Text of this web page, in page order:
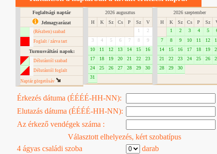
Foglaltsági naptár
Jelmagyarázat
(Részben) szabad
Foglalt / zárva tart
Turnusváltási napok:
Délutántól szabad
Délutántól foglalt
Naptár görgetôsáv
2026 augusztus
H
K Sz Cs P Sz
V
1
2
3
4 5 6 7 8
9
10
11 12 13 14 15
16
17
18 19 20 21 22
23
24
25 26 27 28 29
30
31
2026 szeptember
H
K Sz Cs P Sz
1
2 3 4 5
7
8 9 10 11 12
14
15 16 17 18 19
21
22 23 24 25 26
28
29 30
Érkezés dátuma (ÉÉÉÉ-HH-NN):
Elutazás dátuma (ÉÉÉÉ-HH-NN):
Az érkező vendégek száma :
Választott elhelyezés, kért szobatípus
4 ágyas családi szoba
darab